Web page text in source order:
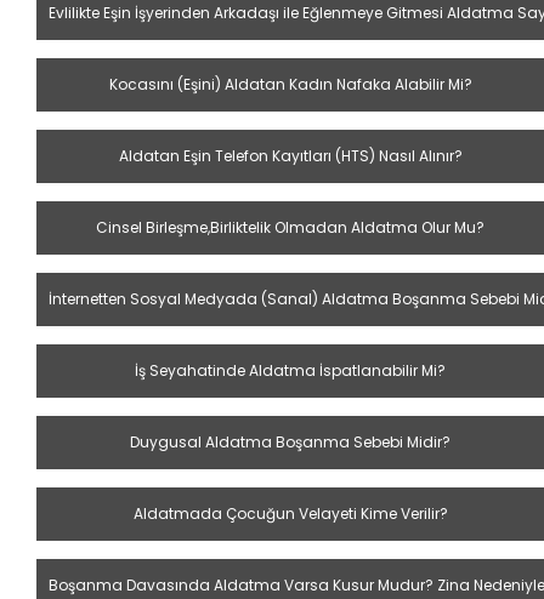
Evlilikte Eşin İşyerinden Arkadaşı ile Eğlenmeye Gitmesi Aldatma
Kocasını (Eşini) Aldatan Kadın Nafaka Alabilir Mi?
Aldatan Eşin Telefon Kayıtları (HTS) Nasıl Alınır?
Cinsel Birleşme,Birliktelik Olmadan Aldatma Olur Mu?
İnternetten Sosyal Medyada (Sanal) Aldatma Boşanma Sebebi
İş Seyahatinde Aldatma İspatlanabilir Mi?
Duygusal Aldatma Boşanma Sebebi Midir?
Aldatmada Çocuğun Velayeti Kime Verilir?
Boşanma Davasında Aldatma Varsa Kusur Mudur? Zina